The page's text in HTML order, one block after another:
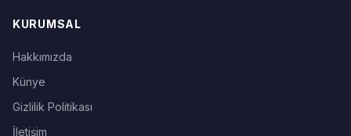
KURUMSAL
Hakkımızda
Künye
Gizlilik Politikası
İletişim